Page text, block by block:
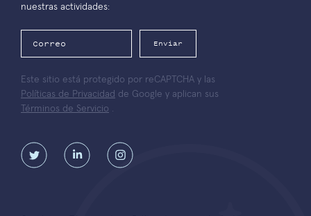
nuestras actividades:
Enviar
Este sitio está protegido por reCAPTCHA y las
Políticas de Privacidad de Google y aplican sus
Términos de Servicio .